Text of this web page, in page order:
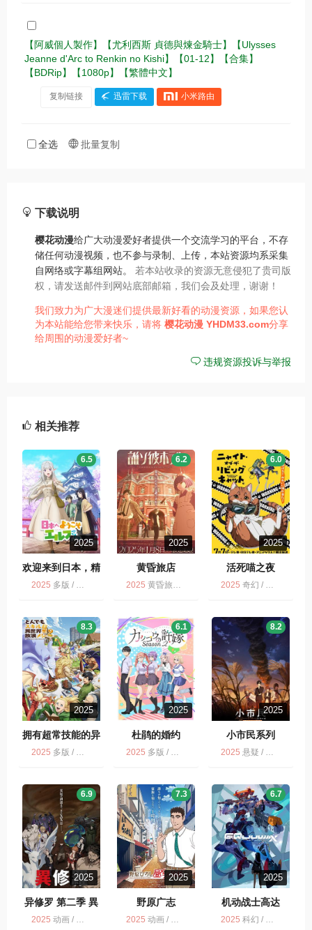
【阿威個人製作】【尤利西斯 貞德與煉金騎士】【Ulysses
Jeanne d'Arc to Renkin no Kishi】【01-12】【合集】
【BDRip】【1080p】【繁體中文】
复制链接 迅雷下载 小米路由
全选 批量复制
下载说明
樱花动漫给广大动漫爱好者提供一个交流学习的平台，不存
储任何动漫视频，也不参与录制、上传，本站资源均系采集
自网络或字幕组网站。 若本站收录的资源无意侵犯了贵司版
权，请发送邮件到网站底部邮箱，我们会及处理，谢谢！
我们致力为广大漫迷们提供最新好看的动漫资源，如果您认
为本站能给您带来快乐，请将 樱花动漫 YHDM33.com分享
给周围的动漫爱好者~
违规资源投诉与举报
相关推荐
2025
欢迎来到日本，精
灵小姐。
6.5
2025 多版 / 动画
2025
黄昏旅店
6.2
2025 黄昏旅店 / 多版 / 动画
2025
活死喵之夜
6.0
2025 奇幻 / 多版 / 活死喵之夜 / 喜剧 / 动画
2025
拥有超常技能的异
世界流浪美食家
8.3
2025 多版 / 奇幻 / 动画 / 喜剧
2025
杜鹃的婚约
6.1
2025 多版 / 爱情 / 动画 / 杜鹃的婚约 第2季
2025
小市民系列
8.2
2025 悬疑 / 多版 / 剧情 / 动画 / 小市民系列 第2季
2025
异修罗 第二季 異
修羅 第2期
6.9
2025 动画 / 多版
2025
野原广志
7.3
2025 动画 / 喜剧 / 野原广志 午餐流派 / 多版
2025
机动战士高达
6.7
2025 科幻 / 动画 / 多版